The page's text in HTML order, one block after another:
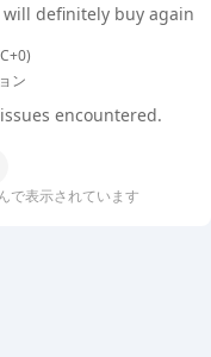
definitely buy again
ン
encountered.
で表示されています